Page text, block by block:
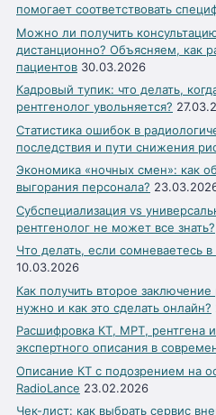
помогает соответствовать
Можно ли получить
дистанционно? Объясняем, как
пациентов 30.03.2026
Кадровый тупик: что делать,
рентгенолог увольняется?
Статистика ошибок в
последствия и пути снижения
Экономика «ночных смен»: как
выгорания персонала?
Субспециализация vs
рентгенолог не может все знать?
Что делать, если сомневаетесь
10.03.2026
Как получить второе заключение
нужно и как это сделать онлайн?
Расшифровка КТ, МРТ, рентгена
экспертного описания в
Описание КТ с подозрением на
RadioLance 23.02.2026
Чек-лист: как выбрать сервис